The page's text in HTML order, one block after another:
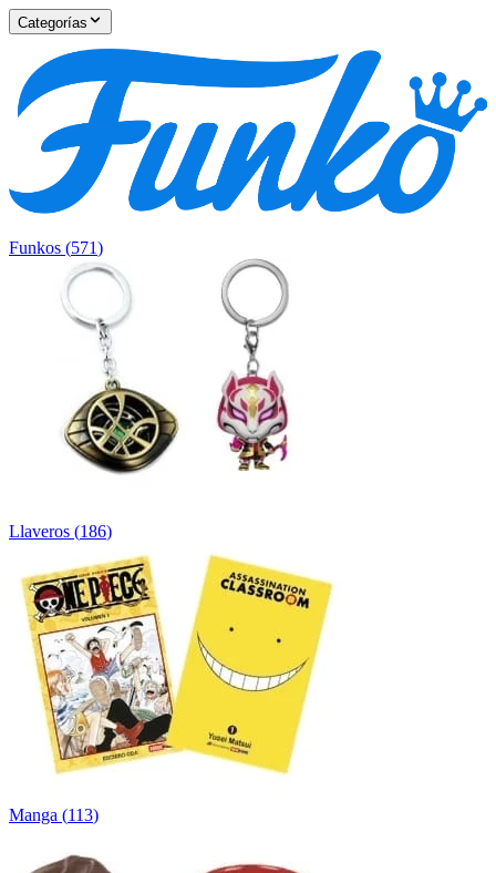
Categorías
Funkos (571)
Llaveros (186)
Manga (113)